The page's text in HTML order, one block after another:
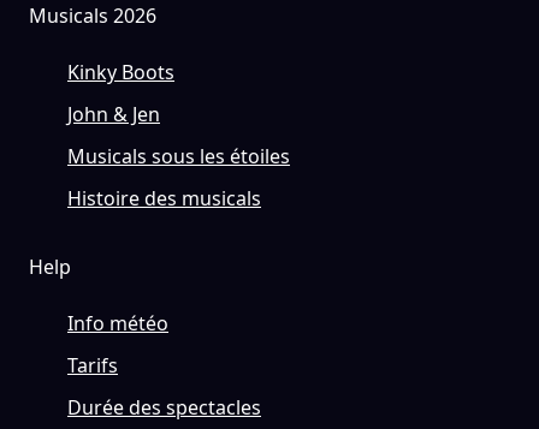
Musicals 2026
Kinky Boots
John & Jen
Musicals sous les étoiles
Histoire des musicals
Help
Info météo
Tarifs
Durée des spectacles